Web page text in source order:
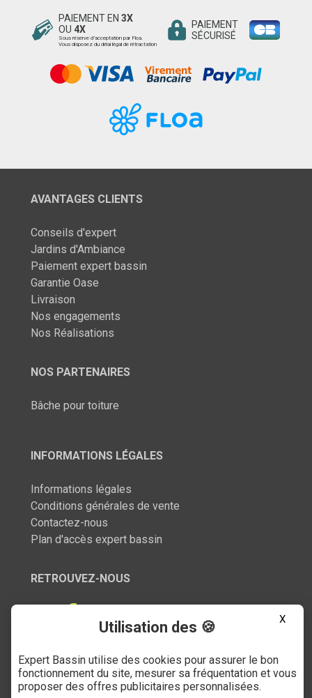
PAIEMENT EN 3X
OU 4X
Sous réserve d’acceptation par Floa.
Vous disposez du délai légal de rétractation
PAIEMENT
SÉCURISÉ
AVANTAGES CLIENTS
Conseils d'expert
Jardins d'Ambiance
Paiement expert bassin
Garantie Oase
Livraison
Nos engagements
Nos Réalisations
NOS PARTENAIRES
Bâche pour toiture
INFORMATIONS LÉGALES
Informations légales
Conditions générales de vente
Contactez-nous
Plan d'accès expert bassin
RETROUVEZ-NOUS
SERVICE CLIENT
X
Utilisation des 🍪
Expert Bassin utilise des cookies pour assurer le bon
fonctionnement du site, mesurer sa fréquentation et vous
proposer des offres publicitaires personnalisées.